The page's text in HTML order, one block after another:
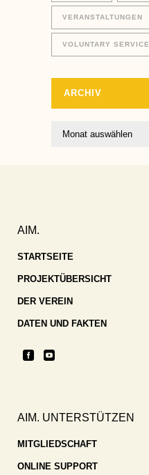
VERANSTALTUNGEN
VOLUNTARY SERVICE
ARCHIV
Archiv
AIM.
STARTSEITE
PROJEKTÜBERSICHT
DER VEREIN
DATEN UND FAKTEN
AIM. UNTERSTÜTZEN
MITGLIEDSCHAFT
ONLINE SUPPORT